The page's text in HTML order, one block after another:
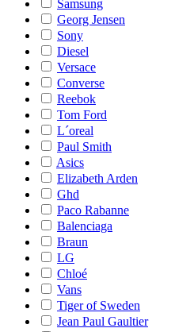
Samsung
Georg Jensen
Sony
Diesel
Versace
Converse
Reebok
Tom Ford
L´oreal
Paul Smith
Asics
Elizabeth Arden
Ghd
Paco Rabanne
Balenciaga
Braun
LG
Chloé
Vans
Tiger of Sweden
Jean Paul Gaultier